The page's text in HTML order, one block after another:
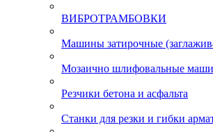
ВИБРОТРАМБОВКИ
Машины затирочные
Мозаично шлифовальные
Резчики бетона и асфальта
Станки для резки и гибки